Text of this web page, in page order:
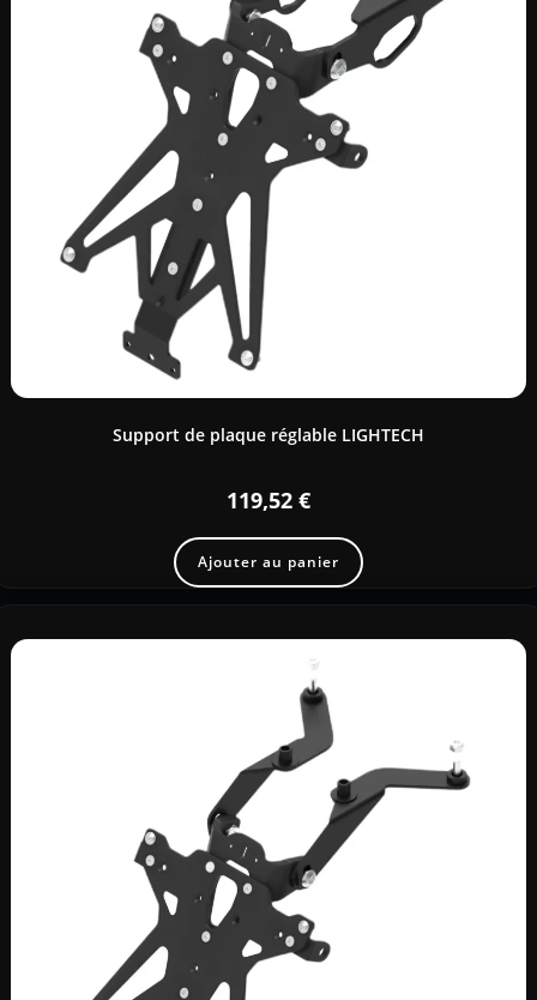
Support de plaque réglable LIGHTECH
119,52 €
Ajouter au panier